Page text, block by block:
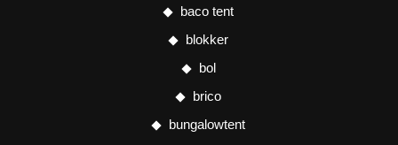
baco tent
blokker
bol
brico
bungalowtent